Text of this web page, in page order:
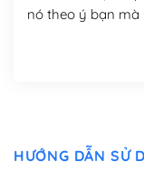
nó theo ý bạn
HƯỚNG DẪN SỬ